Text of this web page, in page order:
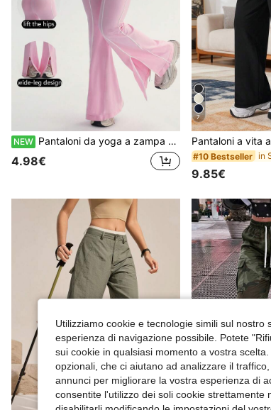
NEW Pantaloni da yoga a zampa d'elefante con orlo spaccato e bordo a contrasto rosa & bianco, leggings sportivi elasticizzati a vita alta con effetto sollevamento glutei
4.98€
7
#10 Bestseller
9.85€
Utilizziamo cookie e tecnologie simili sul
esperienza di navigazione possibile. Potete
sui cookie in qualsiasi momento a vostra
opzionali, che ci aiutano ad analizzare il
annunci per migliorare la vostra esperienza di
consentite l'utilizzo dei soli cookie